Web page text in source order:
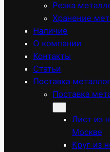
Резка
Хранение
Наличие
О компании
Контакты
Статьи
Поставка
Поставка
Лист из
Москве
Круг из